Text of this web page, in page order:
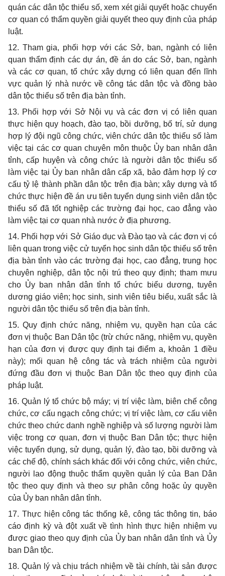
quán các dân tộc thiểu số, xem xét giải quyết hoặc chuyển
cơ quan có thẩm quyền giải quyết theo quy định của pháp
luật.
12. Tham gia, phối hợp với các Sở, ban, ngành có liên
quan thẩm định các dự án, đề án do các Sở, ban, ngành
và các cơ quan, tổ chức xây dựng có liên quan đến lĩnh
vực quản lý nhà nước về công tác dân tộc và đồng bào
dân tộc thiểu số trên địa bàn tỉnh.
13. Phối hợp với Sở Nội vụ và các đơn vị có liên quan
thực hiện quy hoạch, đào tạo, bồi dưỡng, bố trí, sử dụng
hợp lý đội ngũ công chức, viên chức dân tộc thiểu số làm
việc tại các cơ quan chuyên môn thuộc Ủy ban nhân dân
tỉnh, cấp huyện và công chức là người dân tộc thiểu số
làm việc tại Ủy ban nhân dân cấp xã, bảo đảm hợp lý cơ
cấu tỷ lệ thành phần dân tộc trên địa bàn; xây dựng và tổ
chức thực hiện đề án ưu tiên tuyển dụng sinh viên dân tộc
thiểu số đã tốt nghiệp các trường đại học, cao đẳng vào
làm việc tại cơ quan nhà nước ở địa phương.
14. Phối hợp với Sở Giáo dục và Đào tạo và các đơn vị có
liên quan trong việc cử tuyển học sinh dân tộc thiểu số trên
địa bàn tỉnh vào các trường đại học, cao đẳng, trung học
chuyên nghiệp, dân tộc nội trú theo quy định; tham mưu
cho Ủy ban nhân dân tỉnh tổ chức biểu dương, tuyên
dương giáo viên; học sinh, sinh viên tiêu biểu, xuất sắc là
người dân tộc thiểu số trên địa bàn tỉnh.
15. Quy định chức năng, nhiệm vụ, quyền hạn của các
đơn vị thuộc Ban Dân tộc (trừ chức năng, nhiệm vụ, quyền
hạn của đơn vị được quy định tại điểm a, khoản 1 điều
này); mối quan hệ công tác và trách nhiệm của người
đứng đầu đơn vị thuộc Ban Dân tộc theo quy định của
pháp luật.
16. Quản lý tổ chức bộ máy; vị trí việc làm, biên chế công
chức, cơ cấu ngạch công chức; vị trí việc làm, cơ cấu viên
chức theo chức danh nghề nghiệp và số lượng người làm
việc trong cơ quan, đơn vị thuộc Ban Dân tộc; thực hiện
việc tuyển dụng, sử dụng, quản lý, đào tạo, bồi dưỡng và
các chế độ, chính sách khác đối với công chức, viên chức,
người lao động thuộc thẩm quyền quản lý của Ban Dân
tộc theo quy định và theo sự phân công hoặc ủy quyền
của Ủy ban nhân dân tỉnh.
17. Thực hiện công tác thống kê, công tác thông tin, báo
cáo định kỳ và đột xuất về tình hình thực hiện nhiệm vụ
được giao theo quy định của Ủy ban nhân dân tỉnh và Ủy
ban Dân tộc.
18. Quản lý và chịu trách nhiệm về tài chính, tài sản được